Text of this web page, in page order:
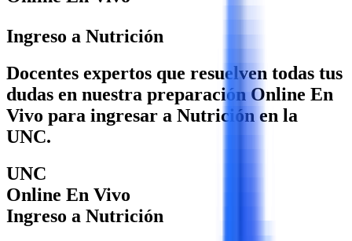
Ingreso a Nutrición
Docentes expertos que resuelven todas tus
dudas en nuestra preparación Online En
Vivo para ingresar a Nutrición en la
UNC.
UNC
Online En Vivo
Ingreso a Nutrición